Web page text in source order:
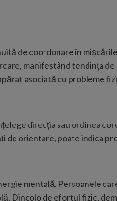
de coordonare în
manifestând tendința de
asociată cu probleme
direcția sau ordinea
orientare, poate indica
mentală. Persoanele
Dincolo de efortul fizic,